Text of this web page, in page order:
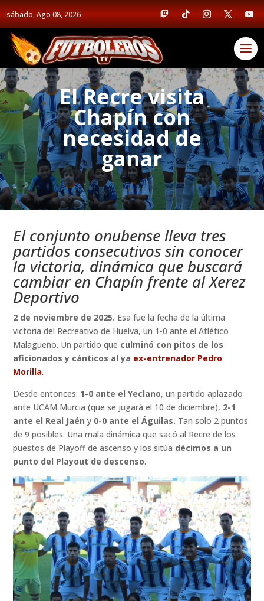
sábado, Ago 08, 2026
El Recre visita
Chapín con
necesidad de
ganar
El conjunto onubense lleva tres
partidos consecutivos sin conocer
la victoria, dinámica que buscará
cambiar en Chapín frente al Xerez
Deportivo
2 de noviembre de 2025. Esa fue la fecha de la última
victoria del Recreativo de Huelva, un 1-0 ante el Atlético
Malagueño. Un partido que culminó con pitos de los
aficionados y cánticos al ya ex-entrenador Pedro
Morilla.
Desde entonces: 1-0 ante el Yeclano, un partido aplazado
ante UCAM Murcia (que se jugará el 10 de diciembre), 2-1
ante el Real Jaény 0-0 ante el Águilas. Tan solo 2 puntos
de 9 posibles. Una mala dinámica que sacó al Recre de los
puestos de Playoff de ascenso y los sitúa décimos a un
punto del Playout de descenso.